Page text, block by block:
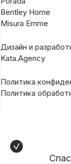
Bentley Home
Misura Emme
Дизайн и
Kata.Agency
Политика
Политика